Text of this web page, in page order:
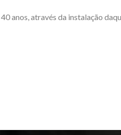
anos, através da instalação